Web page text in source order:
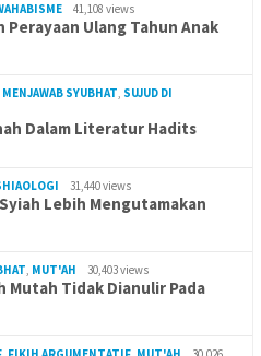
41,108 views
Perayaan Ulang Tahun Anak
MENJAWAB SYUBHAT, SUJUD DI
Dalam Literatur Hadits
31,440 views
Lebih Mengutamakan
, MUT'AH 30,403 views
Mutah Tidak Dianulir Pada